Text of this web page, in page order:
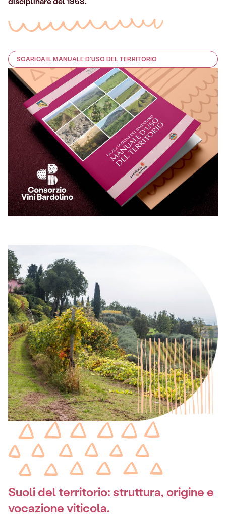
SCARICA IL MANUALE D’USO DEL TERRITORIO
Suoli del territorio: struttura, origine e
vocazione viticola.